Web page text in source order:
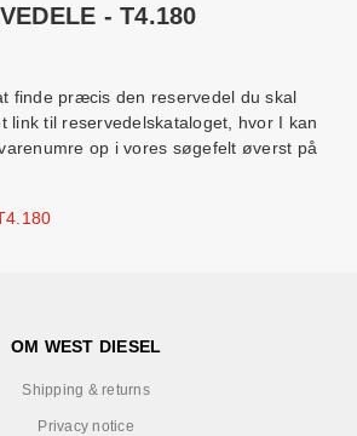
- T4.180
finde præcis den reservedel du skal
link til reservedelskataloget, hvor I kan
op i vores søgefelt øverst på
OM WEST DIESEL
Shipping & returns
Privacy notice